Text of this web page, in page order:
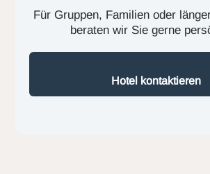
Für Gruppen, Familien oder
beraten wir Sie gerne
Hotel kontaktieren